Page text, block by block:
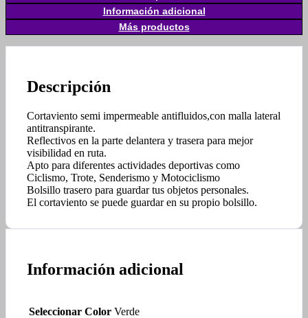
Información adicional
Más productos
Descripción
Cortaviento semi impermeable antifluidos,con malla lateral
antitranspirante.
Reflectivos en la parte delantera y trasera para mejor
visibilidad en ruta.
Apto para diferentes actividades deportivas como
Ciclismo, Trote, Senderismo y Motociclismo
Bolsillo trasero para guardar tus objetos personales.
El cortaviento se puede guardar en su propio bolsillo.
Información adicional
Seleccionar Color Verde